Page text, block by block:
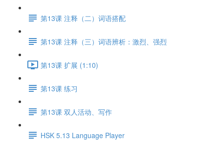
第13课 注释（二）词语搭配
第13课 注释（三）词语辨析：激烈、强烈
第13课 扩展 (1:10)
第13课 练习
第13课 双人活动、写作
HSK 5.13 Language Player